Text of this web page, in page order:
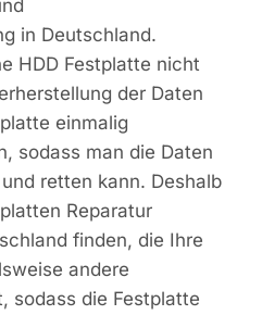
in Deutschland.
HDD Festplatte nicht
der Daten
einmalig
sodass man die Daten
retten kann. Deshalb
Reparatur
finden, die Ihre
andere
sodass die Festplatte